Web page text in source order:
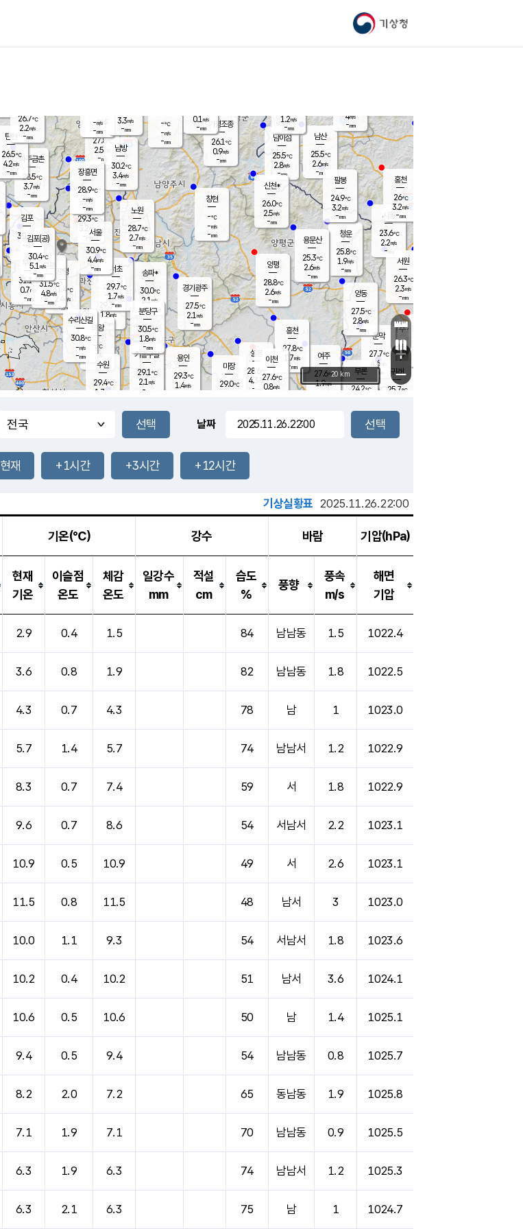
기상청
문막
27.7℃
4.6m/s
mm
남이섬
25.5℃
2.8m/s
-mm
양주
27.8℃
2.5
-mm
부론
24.2℃
과천
29.3℃
1.8m/s
- mm
남산
25.5℃
2.6m/s
-mm
9.0mm
청운
25.8℃
1.9m/s
-mm
팔봉
24.9℃
3.2m/s
-mm
-mm
용인
29.3℃
1.4m/s
여주
27.6℃
1.9m/s
양동
27.5℃
2.8m/s
-mm
경기광주
27.5℃
2.1 m/s
-mm
장호원
1.2m/s
-mm
24.7
℃
파주금촌
28.5℃
3.7m/s
-mm
가평조종
26.1℃
0.9m/s
-mm
-℃
-m/s
-mm
신천*
26.0℃
2.5m/s
-mm
창현
-℃
-m/s
-mm
탄현
26.5℃
4.2m/s
-mm
0.1 m/s
-mm
27.3℃
0.6m/s
-mm
흥천
27.8℃
1.7m/s
-mm
마장
29.0℃
의왕
- ℃
m/s
mm
김포
30.4℃
-m/s
mm
설봉
28.6
4.3 m/s
- mm
광명
31.4 ℃
2.4 m/s
-mm
부천
31.1℃
0.7m/s
-mm
-mm
구로
31.5℃
4.8m/s
-mm
은평
29.3℃
3.2 m/s
- mm
노원
28.7℃
2.7m/s
-mm
송파*
30.0℃
2.1 m/s
-mm
서초
29.7℃
1.7m/s
-mm
남방
30.2℃
3.4m/s
-mm
기흥구갈
29.1℃
2.1 m/s
-
수리산길
30.8℃
-m/s
-mm
분당구
30.5℃
1.8m/s
-mm
장흥면
28.9℃
-m/s
-mm
-m/s
-mm
시동
23.6℃
2.2m/s
- mm
귀래
25.7℃
서원
26.3℃
2.3m/s
-mm
용문산
25.3℃
2.6m/s
-mm
김포(공)
30.4℃
5.1 m/s
-mm
홍천
26℃
3.2m/s
-mm
이천
27.6℃
0.8m/s
양평
28.8℃
2.6m/s
-mm
수원
29.4℃
1.7 m/s
서울
30.9℃
4.4m/s
-mm
4m/s
-mm
26.7℃
2.2m/s
-mm
3.3m/s
-mm
+
−
20 km
날짜
현재 +1시간 +3시간 +12시간
기상실황표 2025.11.26.22:00
기온(℃) 강수 바람 기압(hPa)
현재
기온
이슬점
온도
체감
온도
일강수
mm
적설
cm
습도
%
풍향
풍속
m/s
해면
기압
2.9 0.4 1.5 84 남남동 1.5 1022.4
3.6 0.8 1.9 82 남남동 1.8 1022.5
4.3 0.7 4.3 78 남 1 1023.0
5.7 1.4 5.7 74 남남서 1.2 1022.9
8.3 0.7 7.4 59 서 1.8 1022.9
9.6 0.7 8.6 54 서남서 2.2 1023.1
10.9 0.5 10.9 49 서 2.6 1023.1
11.5 0.8 11.5 48 남서 3 1023.0
10.0 1.1 9.3 54 서남서 1.8 1023.6
10.2 0.4 10.2 51 남서 3.6 1024.1
10.6 0.5 10.6 50 남 1.4 1025.1
9.4 0.5 9.4 54 남남동 0.8 1025.7
8.2 2.0 7.2 65 동남동 1.9 1025.8
7.1 1.9 7.1 70 남남동 0.9 1025.5
6.3 1.9 6.3 74 남남서 1.2 1025.3
6.3 2.1 6.3 75 남 1 1024.7